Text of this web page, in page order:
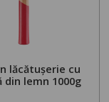
lăcătușerie cu
din lemn 1000g